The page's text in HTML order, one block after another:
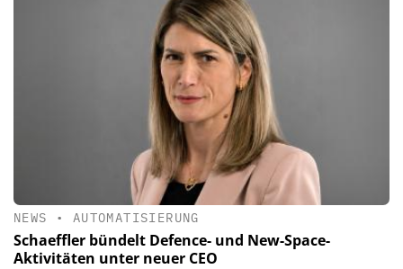
NEWS • AUTOMATISIERUNG
Schaeffler bündelt Defence- und New-Space-
Aktivitäten unter neuer CEO